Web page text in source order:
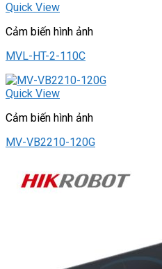
Quick View
Cảm biến hình ảnh
MVL-HT-2-110C
Quick View
Cảm biến hình ảnh
MV-VB2210-120G